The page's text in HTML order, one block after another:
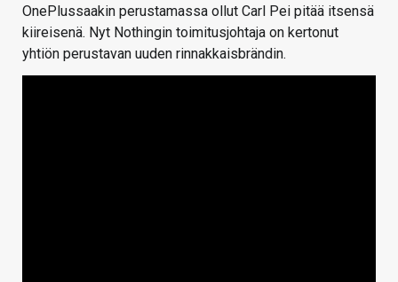
OnePlussaakin perustamassa ollut Carl Pei pitää itsensä
kiireisenä. Nyt Nothingin toimitusjohtaja on kertonut
yhtiön perustavan uuden rinnakkaisbrändin.